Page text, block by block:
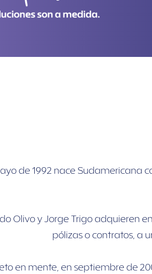
de 1992 nace Sudamericana
Olivo y Jorge Trigo adquieren
pólizas o contratos, a
en mente, en septiembre de